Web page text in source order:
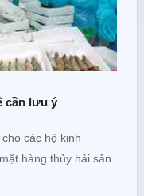
cần lưu ý
các hộ kinh
hàng thủy hải sản.